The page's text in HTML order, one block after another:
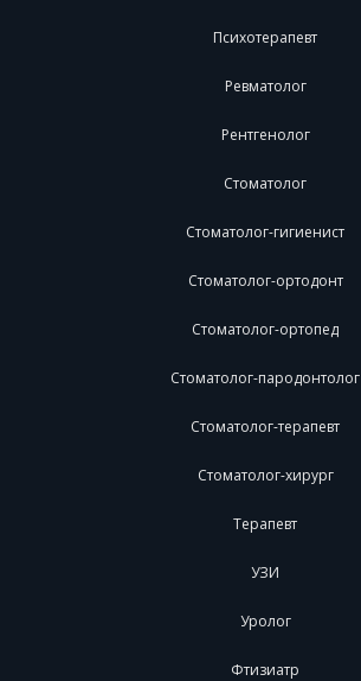
Психотерапевт
Ревматолог
Рентгенолог
Стоматолог
Стоматолог-гигиенист
Стоматолог-ортодонт
Стоматолог-ортопед
Стоматолог-пародонтолог
Стоматолог-терапевт
Стоматолог-хирург
Терапевт
УЗИ
Уролог
Фтизиатр